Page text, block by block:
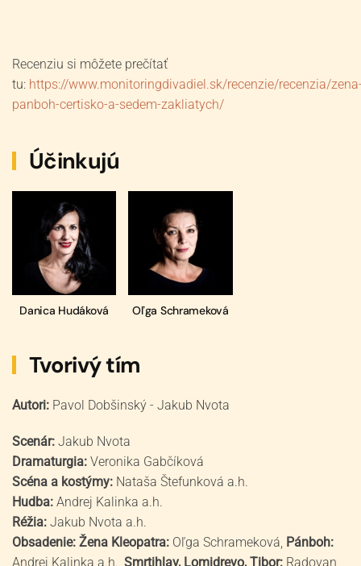
Recenziu si môžete prečítať
tu: https://www.monitoringdivadiel.sk/recenzie/recenzia/
panboh-certisko-a-sedem-zakliatych/
Účinkujú
Danica Hudáková Oľga Schrameková
Tvorivý tím
Autori: Pavol Dobšinský - Jakub Nvota
Scenár: Jakub Nvota
Dramaturgia: Veronika Gabčíková
Scéna a kostýmy: Nataša Štefunková a.h.
Hudba: Andrej Kalinka a.h.
Réžia: Jakub Nvota a.h.
Obsadenie: Žena Kleopatra: Oľga Schrameková, Pánboh:
Andrej Kalinka a.h., Smrtihlav, Lomidrevo, Tibor: Radovan